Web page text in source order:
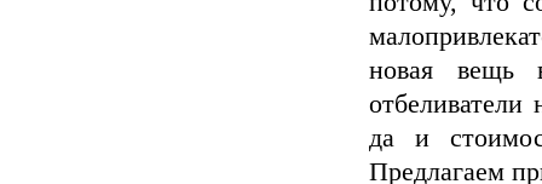
новая вещь
отбеливатели
да и
Предлагаем